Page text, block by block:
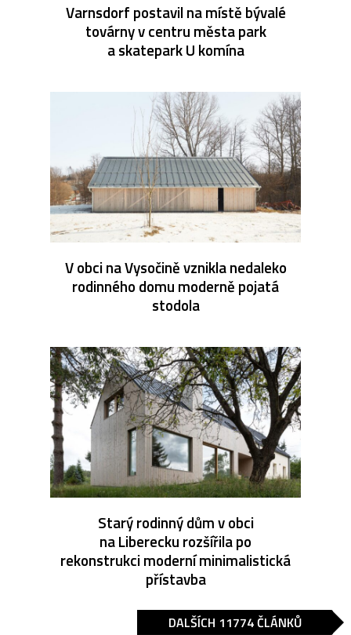
Varnsdorf postavil na místě bývalé
továrny v centru města park
a skatepark U komína
V obci na Vysočině vznikla nedaleko
rodinného domu moderně pojatá
stodola
Starý rodinný dům v obci
na Liberecku rozšířila po
rekonstrukci moderní minimalistická
přístavba
DALŠÍCH 11774 ČLÁNKŮ